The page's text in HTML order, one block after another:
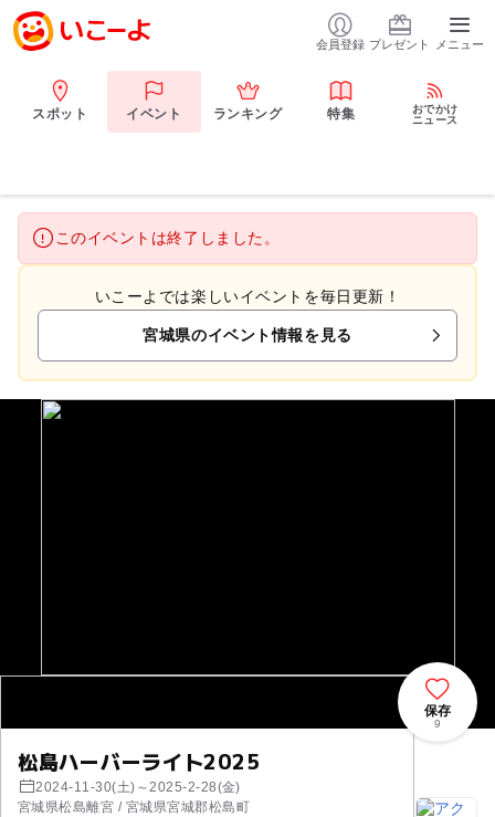
会員登録 プレゼント メニュー
スポット イベント ランキング 特集
おでかけ
ニュース
このイベントは終了しました。
いこーよでは楽しいイベントを毎日更新！
宮城県のイベント情報を見る
松島ハーバーライト2025
2024-11-30(土)～2025-2-28(金)
宮城県松島離宮 / 宮城県宮城郡松島町
保存
9